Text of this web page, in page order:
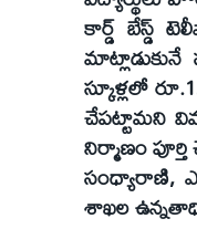
కార్డ్ బేస్డ్
స్కూళ్లలో
చేపట్టామని
నిర్మాణం
సంధ్యారాణి,
శాఖల